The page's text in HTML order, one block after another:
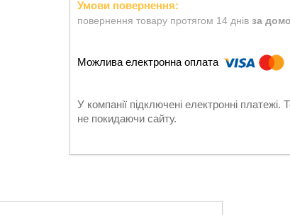
повернення товару протягом 14 днів за
У компанії підключені електронні
не покидаючи сайту.